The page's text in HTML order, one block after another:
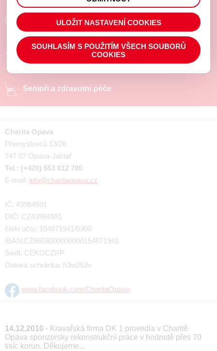
Poradíme a pomůžeme
Chráněné pracoviště
Senioři a zdravotní péče
Charita Opava
Přemyslovců 13/26
747 07 Opava-Jaktař
Tel.: (+420) 553 612 780
E-mail: info@charitaopava.cz
IČ: 43964591
DIČ: CZ43964591
číslo účtu: 154871941/0300
IBAN:CZ8603000000000154871941
Swift: CEKOCZPP
Datová schránka: h3w253v
www.facebook.com/CharitaOpava
14.12.2010 - Kravařská firma DK 1 provedla v Charitě
Opava sponzorsky rekonstrukční práce v hodnotě přes 70
tisíc korun. Děkujeme...
prohlížené zboží apod.
ULOŽIT NASTAVENÍ COOKIES
SOUHLASÍM S POUŽITÍM VŠECH SOUBORŮ
COOKIES